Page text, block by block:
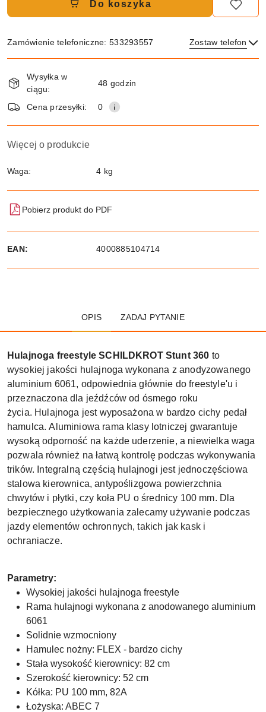
Do koszyka
Zamówienie telefoniczne: 533293557 Zostaw telefon
i
dostawa
Wysyłka w
ciągu:
48 godzin
Cena przesyłki: 0
Więcej o produkcie
Waga: 4 kg
Pobierz produkt do PDF
EAN: 4000885104714
OPIS ZADAJ PYTANIE
Hulajnoga freestyle SCHILDKROT Stunt 360 to
wysokiej jakości hulajnoga wykonana z anodyzowanego
aluminium 6061, odpowiednia głównie do freestyle'u i
przeznaczona dla jeźdźców od ósmego roku
życia. Hulajnoga jest wyposażona w bardzo cichy pedał
hamulca. Aluminiowa rama klasy lotniczej gwarantuje
wysoką odporność na każde uderzenie, a niewielka waga
pozwala również na łatwą kontrolę podczas wykonywania
trików. Integralną częścią hulajnogi jest jednoczęściowa
stalowa kierownica, antypoślizgowa powierzchnia
chwytów i płytki, czy koła PU o średnicy 100 mm. Dla
bezpiecznego użytkowania zalecamy używanie podczas
jazdy elementów ochronnych, takich jak kask i
ochraniacze.
Parametry:
Wysokiej jakości hulajnoga freestyle
Rama hulajnogi wykonana z anodowanego aluminium
6061
Solidnie wzmocniony
Hamulec nożny: FLEX - bardzo cichy
Stała wysokość kierownicy: 82 cm
Szerokość kierownicy: 52 cm
Kółka: PU 100 mm, 82A
Łożyska: ABEC 7